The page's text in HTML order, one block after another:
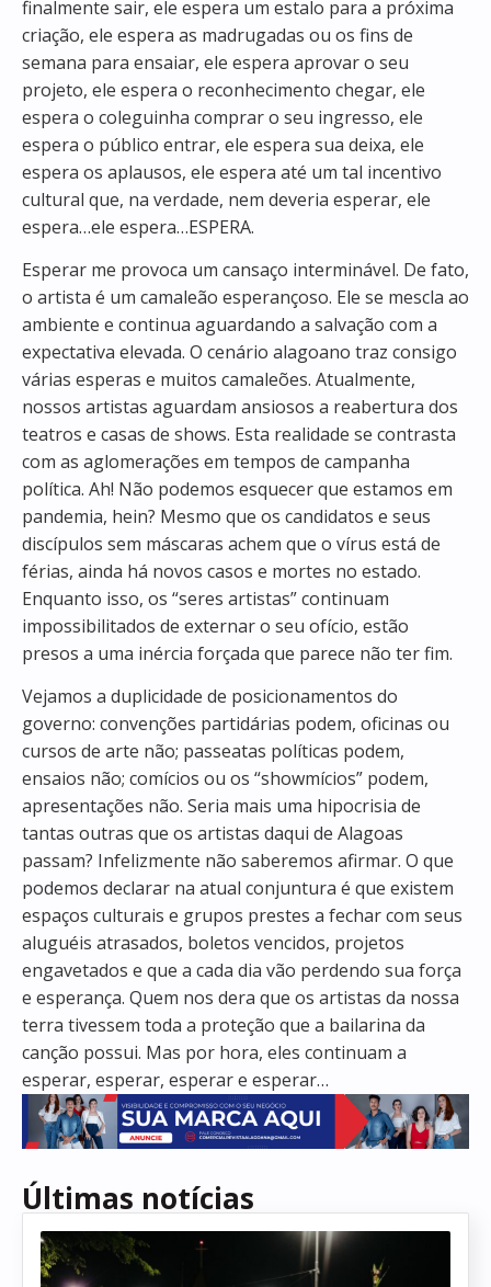
finalmente sair, ele espera um estalo para a próxima
criação, ele espera as madrugadas ou os fins de
semana para ensaiar, ele espera aprovar o seu
projeto, ele espera o reconhecimento chegar, ele
espera o coleguinha comprar o seu ingresso, ele
espera o público entrar, ele espera sua deixa, ele
espera os aplausos, ele espera até um tal incentivo
cultural que, na verdade, nem deveria esperar, ele
espera…ele espera…ESPERA.
Esperar me provoca um cansaço interminável. De fato,
o artista é um camaleão esperançoso. Ele se mescla ao
ambiente e continua aguardando a salvação com a
expectativa elevada. O cenário alagoano traz consigo
várias esperas e muitos camaleões. Atualmente,
nossos artistas aguardam ansiosos a reabertura dos
teatros e casas de shows. Esta realidade se contrasta
com as aglomerações em tempos de campanha
política. Ah! Não podemos esquecer que estamos em
pandemia, hein? Mesmo que os candidatos e seus
discípulos sem máscaras achem que o vírus está de
férias, ainda há novos casos e mortes no estado.
Enquanto isso, os “seres artistas” continuam
impossibilitados de externar o seu ofício, estão
presos a uma inércia forçada que parece não ter fim.
Vejamos a duplicidade de posicionamentos do
governo: convenções partidárias podem, oficinas ou
cursos de arte não; passeatas políticas podem,
ensaios não; comícios ou os “showmícios” podem,
apresentações não. Seria mais uma hipocrisia de
tantas outras que os artistas daqui de Alagoas
passam? Infelizmente não saberemos afirmar. O que
podemos declarar na atual conjuntura é que existem
espaços culturais e grupos prestes a fechar com seus
aluguéis atrasados, boletos vencidos, projetos
engavetados e que a cada dia vão perdendo sua força
e esperança. Quem nos dera que os artistas da nossa
terra tivessem toda a proteção que a bailarina da
canção possui. Mas por hora, eles continuam a
esperar, esperar, esperar e esperar…
Últimas notícias